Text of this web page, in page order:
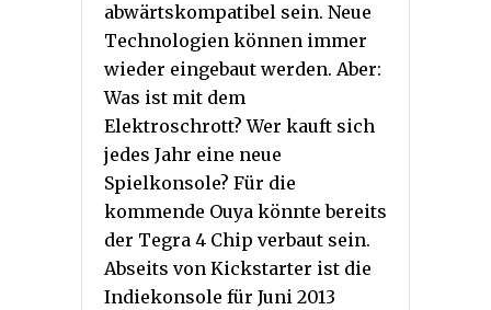
abwärtskompatibel sein. Neue
Technologien können immer
wieder eingebaut werden. Aber:
Was ist mit dem
Elektroschrott? Wer kauft sich
jedes Jahr eine neue
Spielkonsole? Für die
kommende Ouya könnte bereits
der Tegra 4 Chip verbaut sein.
Abseits von Kickstarter ist die
Indiekonsole für Juni 2013